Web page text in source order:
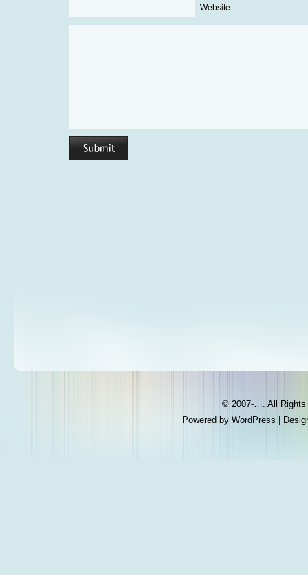
Website
© 2007-…. All
Powered by WordPress |